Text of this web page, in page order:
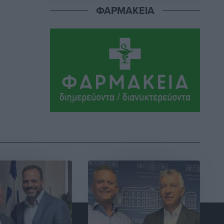
πριν 13 ώρες
Κατταβιά: Πρόεδρος ο Μανώλης
Φραντζής, απέκτησε τον νεαρό
Αθλητικά• πριν 13 ώρες
ακόμα παρόντες, πάει κανονικά στον
Αθλητικά πριν 13 ώρες
Ανατροπές στη Δημοτική Επιτροπή
ΦΑΡΜΑΚΕΙΑ